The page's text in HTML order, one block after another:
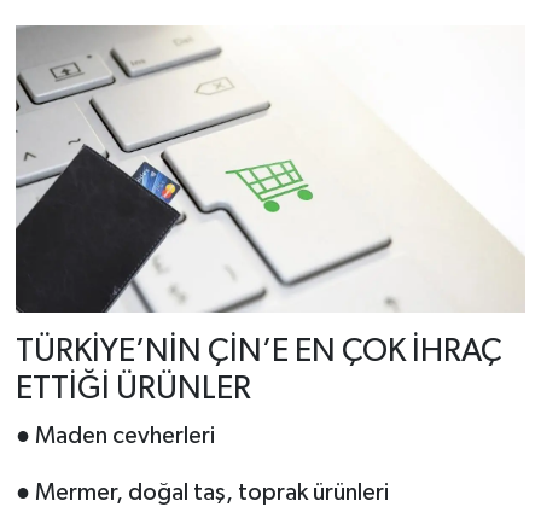
TÜRKİYE’NİN ÇİN’E EN ÇOK İHRAÇ
ETTİĞİ ÜRÜNLER
● Maden cevherleri
● Mermer, doğal taş, toprak ürünleri